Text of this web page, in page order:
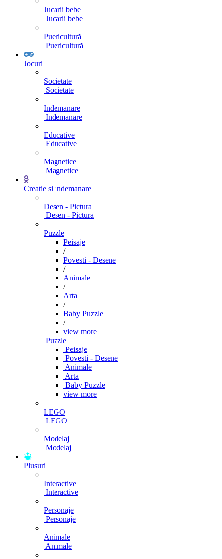
Jucarii bebe
Jucarii bebe
Puericultură
Puericultură
Jocuri
Societate
Societate
Indemanare
Indemanare
Educative
Educative
Magnetice
Magnetice
Creatie si indemanare
Desen - Pictura
Desen - Pictura
Puzzle
Peisaje
/
Povesti - Desene
/
Animale
/
Arta
/
Baby Puzzle
/
view more
Puzzle
Peisaje
Povesti - Desene
Animale
Arta
Baby Puzzle
view more
LEGO
LEGO
Modelaj
Modelaj
Plusuri
Interactive
Interactive
Personaje
Personaje
Animale
Animale